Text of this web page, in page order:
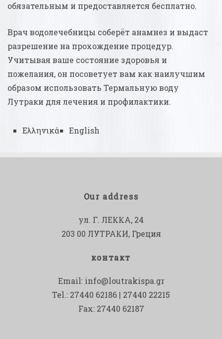
обязательным и предоставляется бесплатно.
Врач водолечебницы соберёт анамнез и выдаст
разрешение на прохождение процедур.
Учитывая ваше состояние здоровья и
пожелания, он посоветует вам как наилучшим
образом использовать Термальную воду
Лутраки для лечения и профилактики.
Ελληνικά English
Our address
ул. Г. ЛЕККА, 24
203 00 ЛУТРАКИ, Греция
контакт
Email: info@loutrakispa.gr
Tel.: 27440 62186 | 27440 22215
Fax: 27440 62187